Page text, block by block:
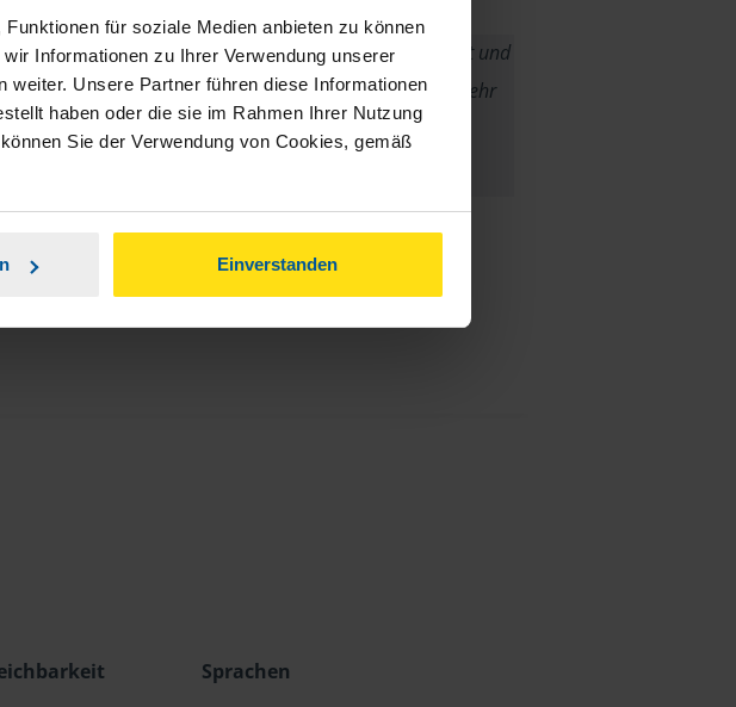
für soziale Medien anbieten zu können
Informationen zu Ihrer Verwendung unserer
Unsere Partner führen diese Informationen
haben oder die sie im Rahmen Ihrer Nutzung
Sie der Verwendung von Cookies, gemäß
Einverstanden
Frau
Sehr freundlicher und kompetenter Kontakt und
professionelle Beratung. Ich habe mich hier sehr
aufgehoben gefühlt.
Sprachen